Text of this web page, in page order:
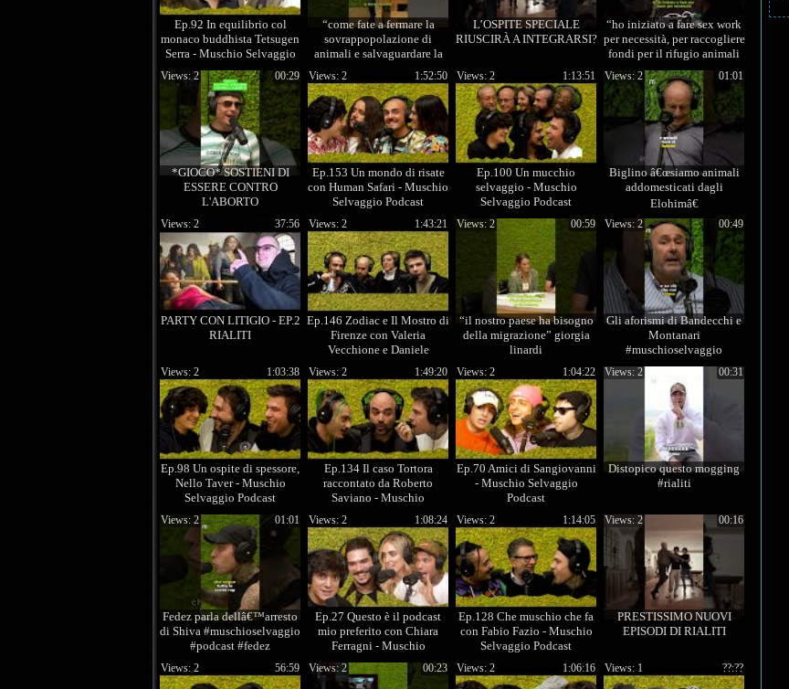
Ep.92 In equilibrio col
monaco buddhista Tetsugen
Serra - Muschio Selvaggio
Podcast
“come fate a fermare la
sovrappopolazione di
animali e salvaguardare la
natura?”#veganivscarnivori
L’OSPITE SPECIALE
RIUSCIRÀ A INTEGRARSI?
“ho iniziato a fare sex work
per necessità, per raccogliere
fondi per il rifugio animali
Hope”
*GIOCO* SOSTIENI DI
ESSERE CONTRO
L'ABORTO
00:29
Views: 2
Ep.153 Un mondo di risate
con Human Safari - Muschio
Selvaggio Podcast
1:52:50
Views: 2
Ep.100 Un mucchio
selvaggio - Muschio
Selvaggio Podcast
1:13:51
Views: 2
Biglino â€œsiamo animali
addomesticati dagli
Elohimâ€
#muschioselvaggio
#podcast #maurobiglino
#big
01:01
Views: 2
PARTY CON LITIGIO - EP.2
RIALITI
37:56
Views: 2
Ep.146 Zodiac e Il Mostro di
Firenze con Valeria
Vecchione e Daniele
Trinchieri - Muschio
Selvaggio
1:43:21
Views: 2
“il nostro paese ha bisogno
della migrazione” giorgia
linardi
00:59
Views: 2
Gli aforismi di Bandecchi e
Montanari
#muschioselvaggio
#podcast #fedez #mrmarra
#shorts
00:49
Views: 2
Ep.98 Un ospite di spessore,
Nello Taver - Muschio
Selvaggio Podcast
1:03:38
Views: 2
Ep.134 Il caso Tortora
raccontato da Roberto
Saviano - Muschio
Selvaggio Podcast
1:49:20
Views: 2
Ep.70 Amici di Sangiovanni
- Muschio Selvaggio
Podcast
1:04:22
Views: 2
Distopico questo mogging
#rialiti
00:31
Views: 2
Fedez parla dellâ€™arresto
di Shiva #muschioselvaggio
#podcast #fedez
#vincenzodeluca #deluca
#mrmar
01:01
Views: 2
Ep.27 Questo è il podcast
mio preferito con Chiara
Ferragni - Muschio
Selvaggio Podcast
1:08:24
Views: 2
Ep.128 Che muschio che fa
con Fabio Fazio - Muschio
Selvaggio Podcast
1:14:05
Views: 2
PRESTISSIMO NUOVI
EPISODI DI RIALITI
00:16
Views: 2
56:59
Views: 2 00:23
Views: 2 1:06:16
Views: 2 ??:??
Views: 1